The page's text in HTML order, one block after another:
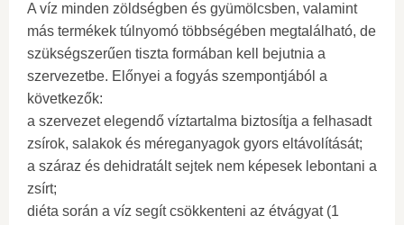
A víz minden zöldségben és gyümölcsben, valamint
más termékek túlnyomó többségében megtalálható, de
szükségszerűen tiszta formában kell bejutnia a
szervezetbe. Előnyei a fogyás szempontjából a
következők:
a szervezet elegendő víztartalma biztosítja a felhasadt
zsírok, salakok és méreganyagok gyors eltávolítását;
a száraz és dehidratált sejtek nem képesek lebontani a
zsírt;
diéta során a víz segít csökkenteni az étvágyat (1